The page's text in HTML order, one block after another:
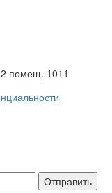
помещ. 1011